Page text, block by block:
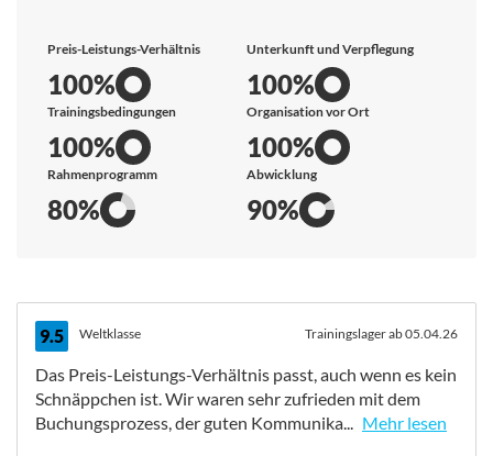
Preis-Leistungs-Verhältnis
100%
Unterkunft und Verpflegung
100%
Trainingsbedingungen
100%
Organisation vor Ort
100%
Rahmenprogramm
80%
Abwicklung
90%
9.5 Weltklasse Trainingslager ab 05.04.26
Das Preis-Leistungs-Verhältnis passt, auch wenn es kein
Schnäppchen ist. Wir waren sehr zufrieden mit dem
Buchungsprozess, der guten Kommunika...
Mehr lesen